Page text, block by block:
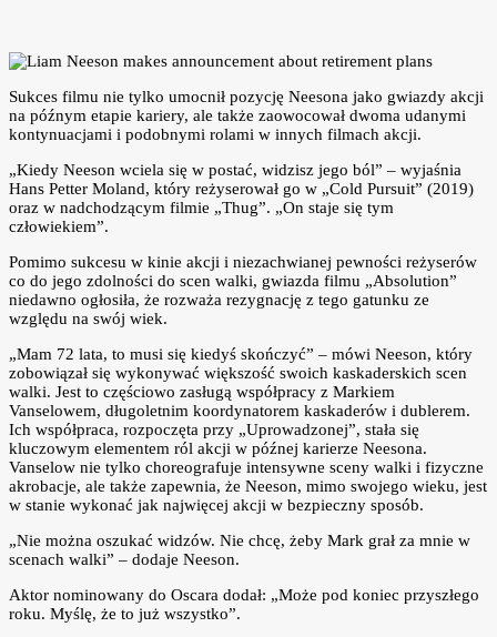
Sukces filmu nie tylko umocnił pozycję Neesona jako gwiazdy akcji
na późnym etapie kariery, ale także zaowocował dwoma udanymi
kontynuacjami i podobnymi rolami w innych filmach akcji.
„Kiedy Neeson wciela się w postać, widzisz jego ból” – wyjaśnia
Hans Petter Moland, który reżyserował go w „Cold Pursuit” (2019)
oraz w nadchodzącym filmie „Thug”. „On staje się tym
człowiekiem”.
Pomimo sukcesu w kinie akcji i niezachwianej pewności reżyserów
co do jego zdolności do scen walki, gwiazda filmu „Absolution”
niedawno ogłosiła, że rozważa rezygnację z tego gatunku ze
względu na swój wiek.
„Mam 72 lata, to musi się kiedyś skończyć” – mówi Neeson, który
zobowiązał się wykonywać większość swoich kaskaderskich scen
walki. Jest to częściowo zasługą współpracy z Markiem
Vanselowem, długoletnim koordynatorem kaskaderów i dublerem.
Ich współpraca, rozpoczęta przy „Uprowadzonej”, stała się
kluczowym elementem ról akcji w późnej karierze Neesona.
Vanselow nie tylko choreografuje intensywne sceny walki i fizyczne
akrobacje, ale także zapewnia, że Neeson, mimo swojego wieku, jest
w stanie wykonać jak najwięcej akcji w bezpieczny sposób.
„Nie można oszukać widzów. Nie chcę, żeby Mark grał za mnie w
scenach walki” – dodaje Neeson.
Aktor nominowany do Oscara dodał: „Może pod koniec przyszłego
roku. Myślę, że to już wszystko”.